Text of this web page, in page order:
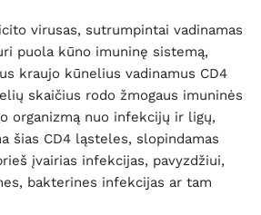
virusas, sutrumpintai vadinamas
puola kūno imuninę sistemą,
kraujo kūnelius vadinamus CD4
skaičius rodo žmogaus imuninės
organizmą nuo infekcijų ir ligų,
šias CD4 ląsteles, slopindamas
įvairias infekcijas, pavyzdžiui,
bakterines infekcijas ar tam